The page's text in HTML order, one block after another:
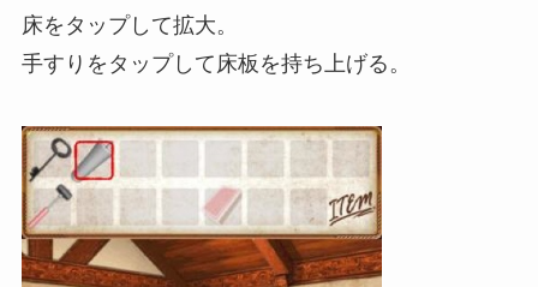
床をタップして拡大。
手すりをタップして床板を持ち上げる。